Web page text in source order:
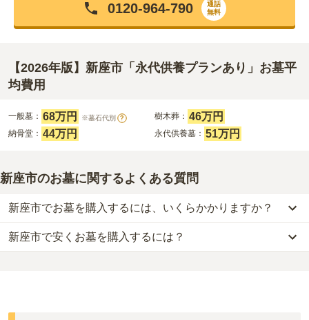
0120-964-790
通話
無料
【2026年版】新座市「永代供養プランあり」お墓平
均費用
一般墓： 68万円 ※墓石代別 ? 樹木葬： 46万円
納骨堂： 44万円 永代供養墓： 51万円
新座市のお墓に関するよくある質問
新座市でお墓を購入するには、いくらかかりますか？
新座市での購入費用の目安は、一般墓が約237万円、樹木葬が約46
万円、納骨堂が約44万円、永代供養墓が約49万円です。
平均
新座市で安くお墓を購入するには？
する